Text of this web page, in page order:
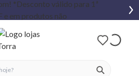
ver